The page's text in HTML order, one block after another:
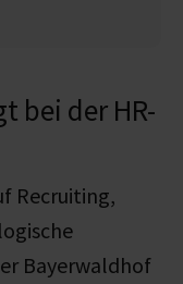
bei der HR-
Recruiting,
Bayerwaldhof